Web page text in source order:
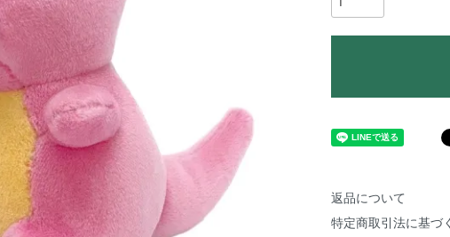
返品について
特定商取引法に基づ